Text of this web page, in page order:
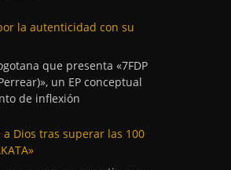
la autenticidad con su
que presenta «7FDP
un EP conceptual
de inflexión
a Dios tras superar las 100